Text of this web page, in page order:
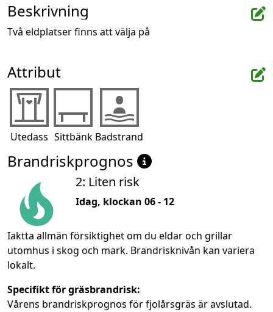
Beskrivning
Två eldplatser finns att välja på
Attribut
Utedass Sittbänk Badstrand
Brandriskprognos
2: Liten risk
Idag, klockan 06 - 12
Iaktta allmän försiktighet om du eldar och grillar
utomhus i skog och mark. Brandrisknivån kan variera
lokalt.
Specifikt för gräsbrandrisk:
Vårens brandriskprognos för fjolårsgräs är avslutad.